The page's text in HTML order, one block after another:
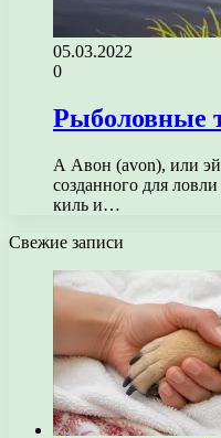
05.03.2022
0
Рыболовные
А Авон (avon), или
созданного для
киль и…
Свежие записи